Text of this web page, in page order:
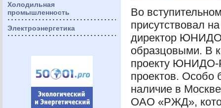
Холодильная
промышленность
Электроэнергетика
Во
присутствовал
директор
образцовыми. В
проекту ЮНИДО-
проектов. Особо
наличие в
ОАО «РЖД»,